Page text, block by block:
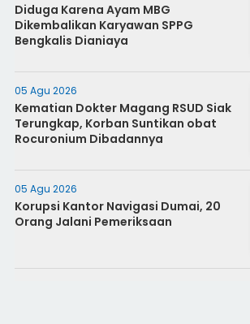
Diduga Karena Ayam MBG
Dikembalikan Karyawan SPPG
Bengkalis Dianiaya
05 Agu 2026
Kematian Dokter Magang RSUD Siak
Terungkap, Korban Suntikan obat
Rocuronium Dibadannya
05 Agu 2026
Korupsi Kantor Navigasi Dumai, 20
Orang Jalani Pemeriksaan